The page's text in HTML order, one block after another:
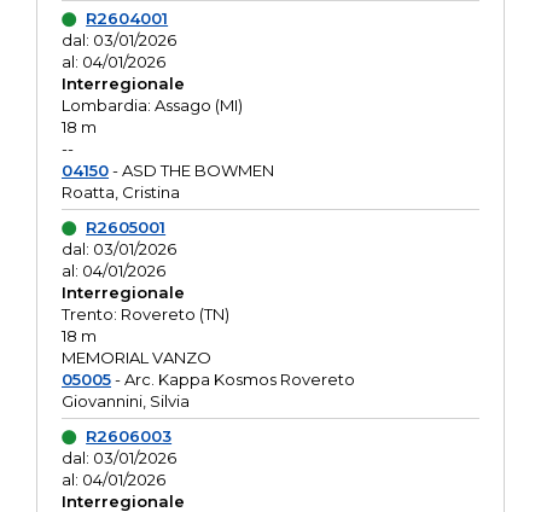
R2604001
dal: 03/01/2026
al: 04/01/2026
Interregionale
Lombardia: Assago (MI)
18 m
--
04150- ASD THE BOWMEN
Roatta, Cristina
R2605001
dal: 03/01/2026
al: 04/01/2026
Interregionale
Trento: Rovereto (TN)
18 m
MEMORIAL VANZO
05005- Arc. Kappa Kosmos Rovereto
Giovannini, Silvia
R2606003
dal: 03/01/2026
al: 04/01/2026
Interregionale